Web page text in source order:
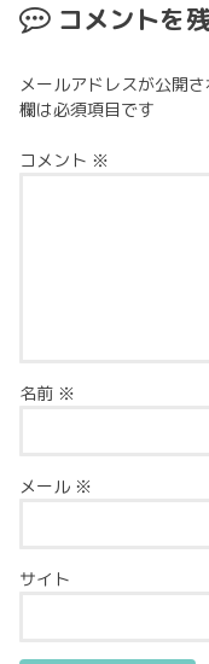
コメントを
メールアドレスが公開
欄は必須項目です
コメント ※
名前 ※
メール ※
サイト